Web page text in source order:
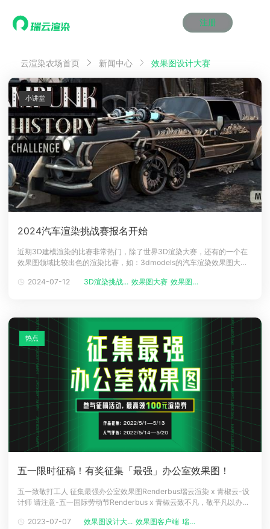
注册
产品服务
效果图渲染
云制作
云渲染管理系统
瑞兔百宝箱
AI视频插帧
效果图渲染
云制作
云渲染管理系统
瑞兔百宝箱
AI视频插帧
效果图渲染
云制作
云渲染管理系统
瑞兔百宝箱
AI视频插帧
效果图渲染
云制作
云渲染管理系统
瑞兔百宝箱
AI视频插帧
效果图渲染
云制作
云渲染管理系统
瑞兔百宝箱
AI视频插帧
效果图渲染
云制作
云渲染管理系统
瑞兔百宝箱
AI视频插帧
解决方案
Maya云渲染方案
3ds Max云渲染方案
Cinema 4D云渲染方案
Blender 云渲染方案
Maya AI渲染方案
Maya云渲染方案
3ds Max云渲染方案
Cinema 4D云渲染方案
Blender 云渲染方案
Maya AI渲染方案
Maya云渲染方案
3ds Max云渲染方案
Cinema 4D云渲染方案
Blender 云渲染方案
Maya AI渲染方案
Maya云渲染方案
3ds Max云渲染方案
Cinema 4D云渲染方案
Blender 云渲染方案
Maya AI渲染方案
Maya云渲染方案
3ds Max云渲染方案
Cinema 4D云渲染方案
Blender 云渲染方案
Maya AI渲染方案
Maya云渲染方案
3ds Max云渲染方案
Cinema 4D云渲染方案
Blender 云渲染方案
Maya AI渲染方案
价格
动画价格
效果图价格
云制作价格
动画价格
效果图价格
云制作价格
动画价格
效果图价格
云制作价格
动画价格
效果图价格
云制作价格
动画价格
效果图价格
云制作价格
动画价格
效果图价格
云制作价格
案例
资讯&赛事
新闻资讯
渲染百科
渲染大赛
泛CG交流会
新闻资讯
渲染百科
渲染大赛
泛CG交流会
新闻资讯
渲染百科
渲染大赛
泛CG交流会
新闻资讯
渲染百科
渲染大赛
泛CG交流会
新闻资讯
渲染百科
渲染大赛
泛CG交流会
新闻资讯
渲染百科
渲染大赛
泛CG交流会
特惠专区
教育优惠
教育优惠
教育优惠
教育优惠
教育优惠
教育优惠
关于我们
下载
登录
云渲染农场首页 新闻中心 效果图设计大赛
2024汽车渲染挑战赛报名开始
近期3D建模渲染的比赛非常热门，除了世界3D渲染大赛，还有的一个在
效果图领域比较出色的渲染比赛，如：3dmodels的汽车渲染效果图大
题，完成场景的建模与最后的效果图渲染，非常考验艺术家的创意与创造
2024-07-12 3D渲染挑战... 效果图大赛 效果图设计大...
小讲堂
五一限时征稿！有奖征集「最强」办公室效果图！
五一致敬打工人 征集最强办公室效果图Renderbus瑞云渲染 x 青椒云-设
计师 请注意-五一国际劳动节Renderbus x 青椒云致不凡，敬平凡以办公
一征稿活动详情1、活动进程▌作品征集5月1日～5月13日关注Renderbus
2023-07-07 效果图设计大... 效果图客户端 瑞云渲染客户...
热点